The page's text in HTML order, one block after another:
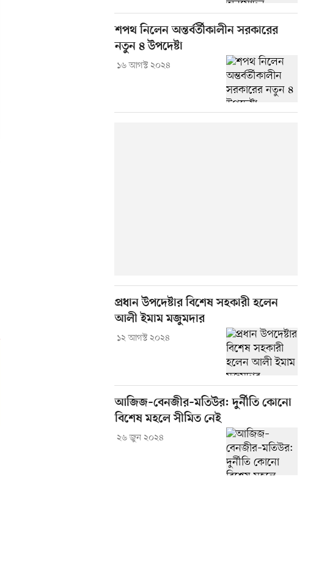
শপথ নিলেন অন্তর্বর্তীকালীন সরকারের
নতুন ৪ উপদেষ্টা
১৬ আগস্ট ২০২৪
প্রধান উপদেষ্টার বিশেষ সহকারী হলেন
আলী ইমাম মজুমদার
১২ আগস্ট ২০২৪
আজিজ–বেনজীর–মতিউর: দুর্নীতি কোনো
বিশেষ মহলে সীমিত নেই
২৬ জুন ২০২৪